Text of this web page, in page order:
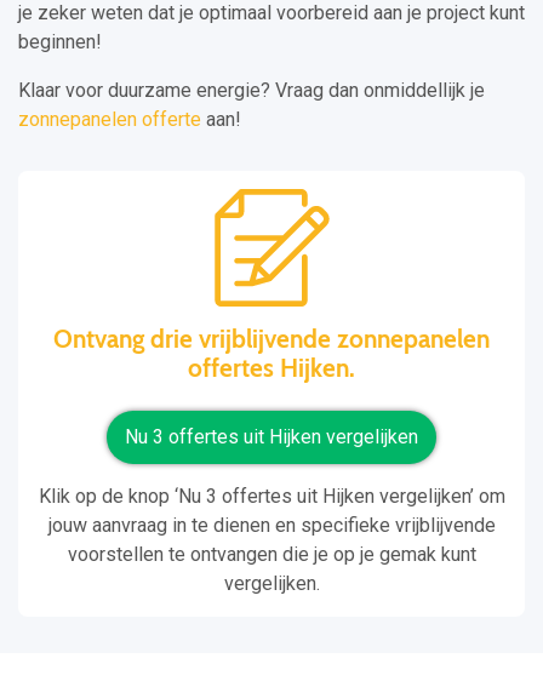
je zeker weten dat je optimaal voorbereid aan je project kunt
beginnen!
Klaar voor duurzame energie? Vraag dan onmiddellijk je
zonnepanelen offerte aan!
Ontvang drie vrijblijvende zonnepanelen
offertes Hijken.
Nu 3 offertes uit Hijken vergelijken
Klik op de knop ‘Nu 3 offertes uit Hijken vergelijken’ om
jouw aanvraag in te dienen en specifieke vrijblijvende
voorstellen te ontvangen die je op je gemak kunt
vergelijken.